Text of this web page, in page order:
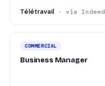
Télétravail · via Indeed
COMMERCIAL
Business Manager